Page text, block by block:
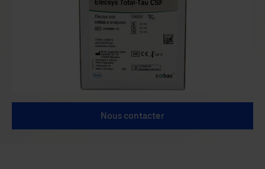
Nous contacter